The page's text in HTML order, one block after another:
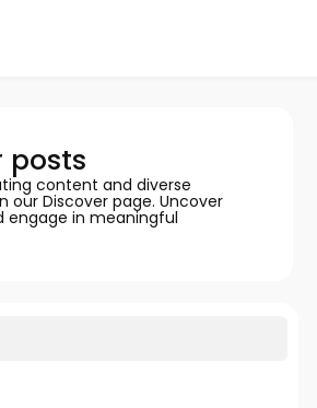
posts
content and diverse
our Discover page. Uncover
engage in meaningful